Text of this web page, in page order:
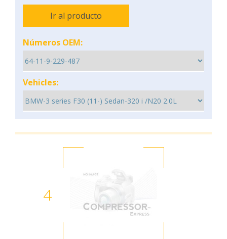
Ir al producto
Números OEM:
Vehicles:
4